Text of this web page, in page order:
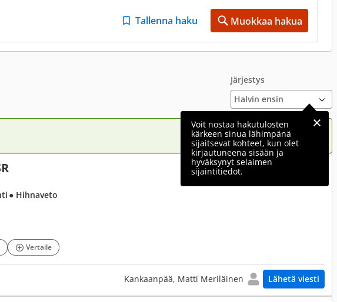
Tallenna haku Muokkaa hakua
Järjestys
Voit nostaa hakutulosten
kärkeen sinua lähimpänä
sijaitsevat kohteet, kun olet
kirjautuneena sisään ja
hyväksynyt selaimen
sijaintitiedot.
● Hihnaveto
Vertaile
Kankaanpää, Matti Meriläinen Lähetä viesti